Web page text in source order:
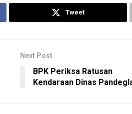
Tweet
Next Post
BPK Periksa Ratusan
Kendaraan Dinas